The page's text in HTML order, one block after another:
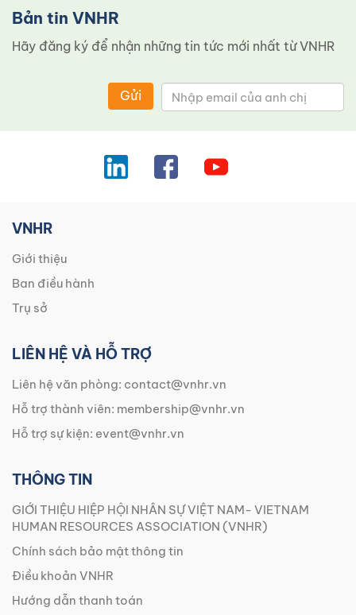
Bản tin VNHR
Hãy đăng ký để nhận những tin tức mới nhất từ ​​VNHR
Gửi
VNHR
Giới thiệu
Ban điều hành
Trụ sở
LIÊN HỆ VÀ HỖ TRỢ
Liên hệ văn phòng: contact@vnhr.vn
Hỗ trợ thành viên: membership@vnhr.vn
Hỗ trợ sự kiện: event@vnhr.vn
THÔNG TIN
GIỚI THIỆU HIỆP HỘI NHÂN SỰ VIỆT NAM- VIETNAM
HUMAN RESOURCES ASSOCIATION (VNHR)
Chính sách bảo mật thông tin
Điều khoản VNHR
Hướng dẫn thanh toán